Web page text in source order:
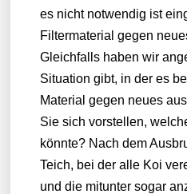
es nicht notwendig ist
Filtermaterial gegen
Gleichfalls haben wir
Situation gibt, in der es
Material gegen neues
Sie sich vorstellen,
könnte? Nach dem
Teich, bei der alle Koi
und die mitunter sogar